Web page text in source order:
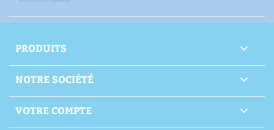
PRODUITS 
NOTRE SOCIÉTÉ 
VOTRE COMPTE 